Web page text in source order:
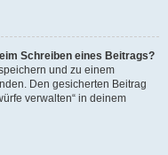
Schreiben eines Beitrags?
und zu einem
Den gesicherten Beitrag
verwalten“ in deinem